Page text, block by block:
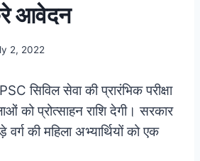
आवेदन
2, 2022
सिविल सेवा की प्रारंभिक परीक्षा
को प्रोत्साहन राशि देगी। सरकार
वर्ग की महिला अभ्यार्थियों को एक